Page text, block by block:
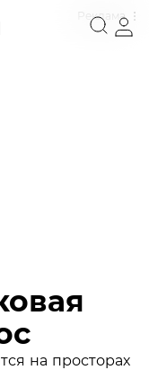
Реклама
на просторах